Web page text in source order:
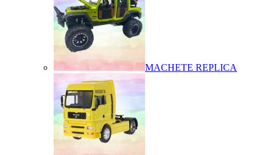
MACHETE REPLICA